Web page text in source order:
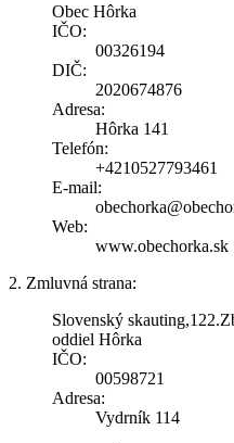
Obec Hôrka
IČO:
00326194
DIČ:
2020674876
Adresa:
Hôrka 141
Telefón:
+4210527793461
E-mail:
Web:
www.obechorka.sk
2. Zmluvná strana:
Slovenský
oddiel Hôrka
IČO:
00598721
Adresa:
Vydrník 114